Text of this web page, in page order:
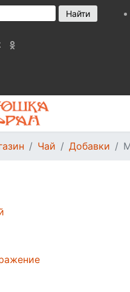
Чай Добавки